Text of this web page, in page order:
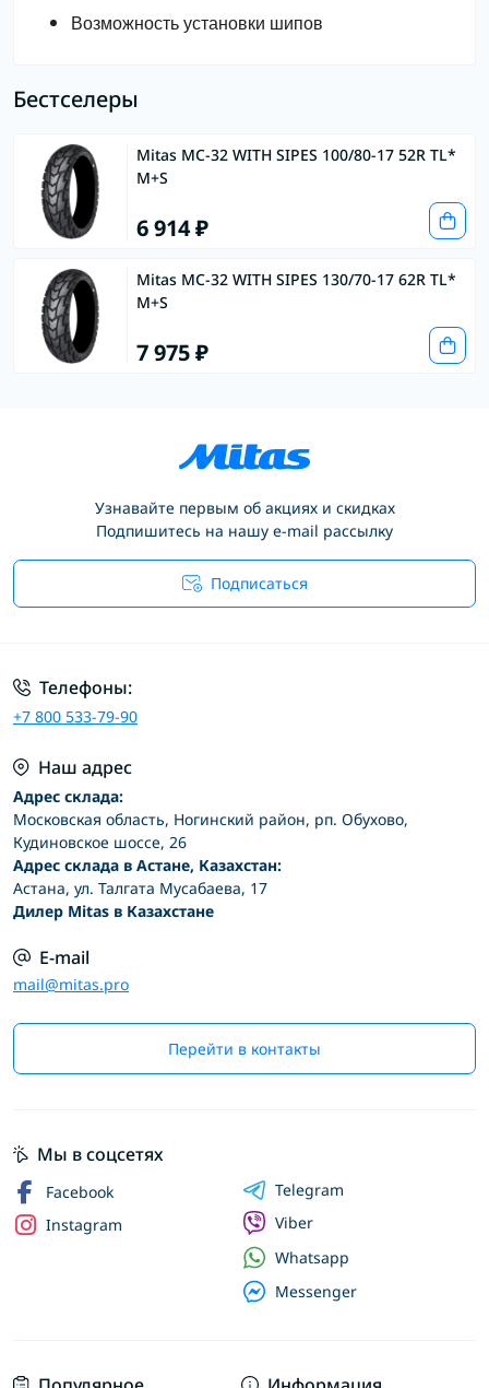
Возможность установки шипов
Бестселеры
Mitas MC-32 WITH SIPES 100/80-17 52R TL*
M+S
6 914 ₽
Mitas MC-32 WITH SIPES 130/70-17 62R TL*
M+S
7 975 ₽
Узнавайте первым об акциях и скидках
Подпишитесь на нашу e-mail рассылку
Подписаться
Телефоны:
+7 800 533-79-90
Наш адрес
Адрес склада:
Московская область, Ногинский район, рп. Обухово,
Кудиновское шоссе, 26
Адрес склада в Астане, Казахстан:
Астана, ул. Талгата Мусабаева, 17
Дилер Mitas в Казахстане
E-mail
mail@mitas.pro
Перейти в контакты
Мы в соцсетях
Facebook
Instagram
Telegram
Viber
Whatsapp
Messenger